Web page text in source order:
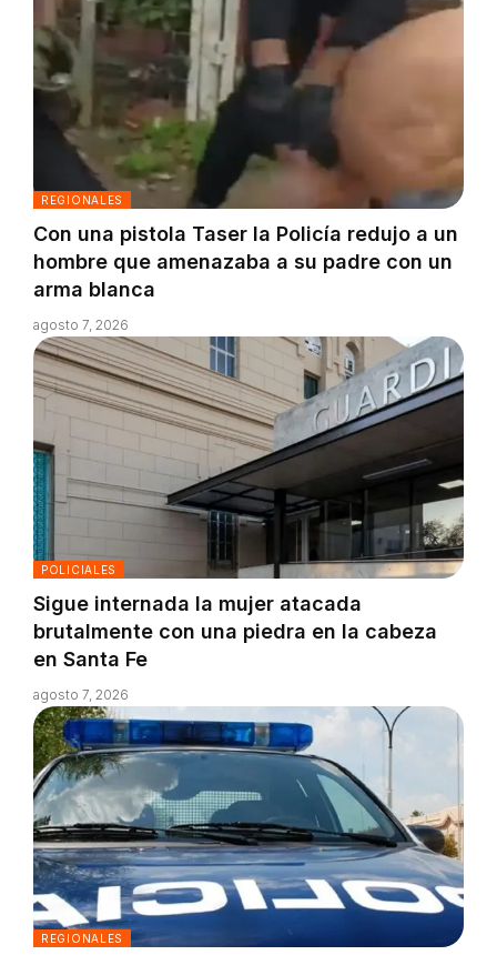
REGIONALES
Con una pistola Taser la Policía redujo a un
hombre que amenazaba a su padre con un
arma blanca
agosto 7, 2026
POLICIALES
Sigue internada la mujer atacada
brutalmente con una piedra en la cabeza
en Santa Fe
agosto 7, 2026
REGIONALES